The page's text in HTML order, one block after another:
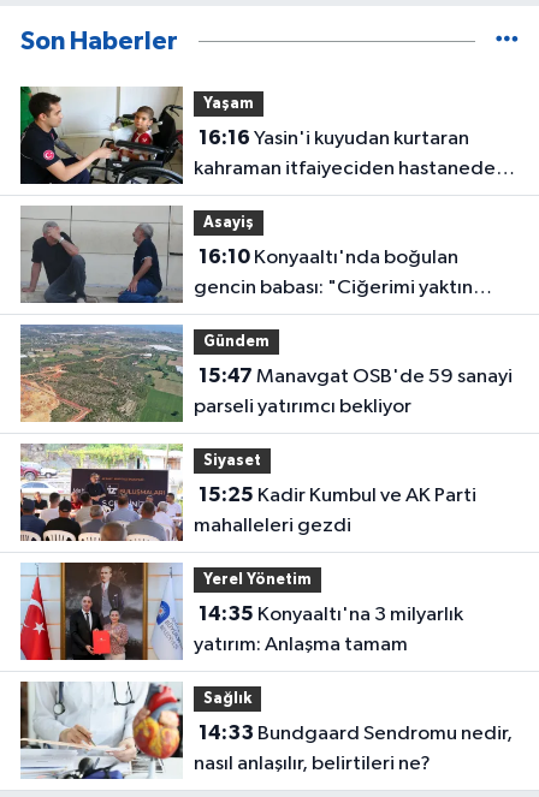
Son Haberler
Yaşam
16:16
kahraman itfaiyeciden hastanede
ziyaret
Asayiş
16:10Konyaaltı'nda boğulan
gencin babası: "Ciğerimi yaktın
babam"
Gündem
15:47
parseli yatırımcı bekliyor
Siyaset
15:25
mahalleleri gezdi
Yerel Yönetim
14:35
yatırım: Anlaşma tamam
Sağlık
14:33
nasıl anlaşılır, belirtileri ne?